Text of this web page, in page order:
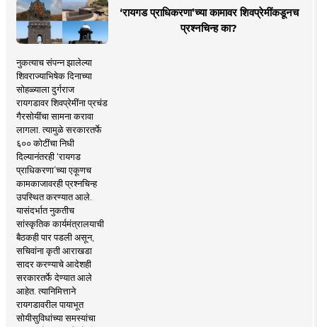
‘रायगड प्राधिकरणा’च्या कामावर शिवप्रेमींकडूनच
प्रश्नचिन्ह का?
नुकत्याच संपन्न झालेल्या
शिवराज्याभिषेक दिनाच्या
सोहळ्याला दुर्गराज
रायगडावर शिवप्रेमींना प्रचंड
गैरसोयींचा सामना करावा
लागला. त्यामुळे सरकारतर्फे
६०० कोटींचा निधी
दिल्यानंतरही ‘रायगड
प्राधिकरणा’च्या एकूणच
कामकाजावरही प्रश्नचिन्ह
उपस्थित करण्यात आले.
यासंदर्भात नुकतीच
सांस्कृतिक कार्यमंत्रालयाची
बैठकही पार पडली असून,
सचिवांना कृती आराखडा
सादर करण्याचे आदेशही
सरकारतर्फे देण्यात आले
आहेत. त्यानिमित्ताने
रायगडावरील पायाभूत
सोयीसुविधांच्या समस्यांचा